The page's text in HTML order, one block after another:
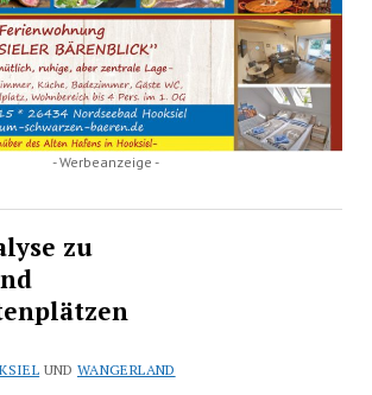
- Werbeanzeige -
zu
UND WANGERLAND